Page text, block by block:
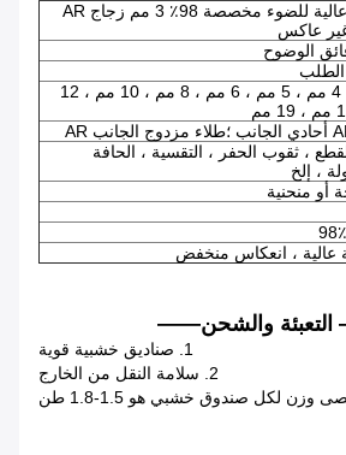
نفاذية عالية للضوء مخصصة 98٪ 3 مم زجاج AR
عاكس
الوضوح
3 مم ، 4 مم ، 5 مم ، 6 مم ، 8 مم ، 10 مم ، 12
، ثقوب الحفر ، التقسية ، الحافة
، إلخ
منحنية
عالية ، انعكاس منخفض
والشحن——
1. صناديق خشبية قوية
2. سلامة النقل من الخارج